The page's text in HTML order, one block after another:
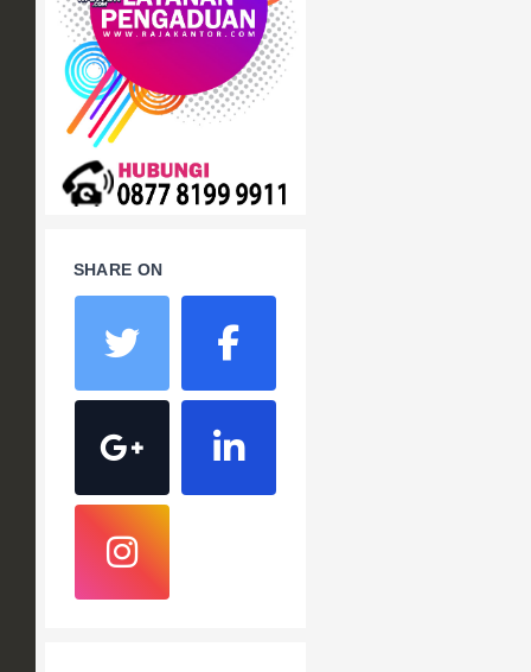
+ Ranjang Besi
+ Sofa Kantor
+ Springbed
White Board / Papan Tulis
SHARE ON